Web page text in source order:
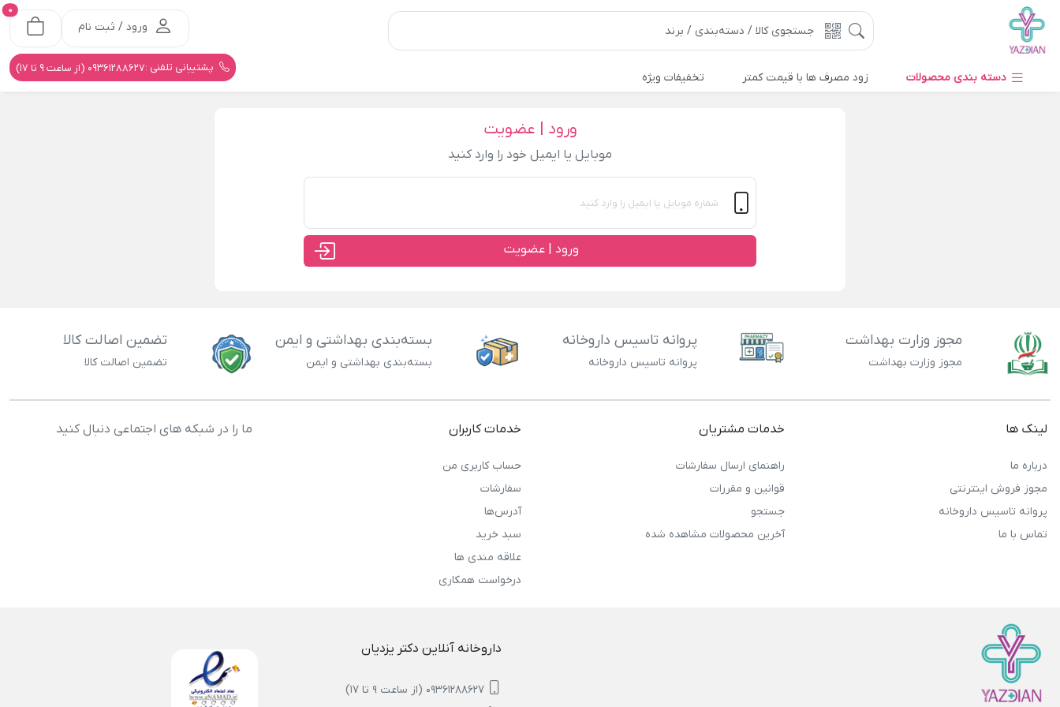
ورود / ثبت نام
0
پشتیبانی تلفنی :09361288627 (از ساعت 9 تا 17)
دسته بندی محصولات زود مصرف ها با قیمت کمتر تخفیفات ویژه
ورود | عضویت
موبایل یا ایمیل خود را وارد کنید
ورود | عضویت
مجوز وزارت بهداشت
مجوز وزارت بهداشت
پروانه تاسیس داروخانه
پروانه تاسیس داروخانه
بسته‌بندی بهداشتی و ایمن
بسته‌بندی بهداشتی و ایمن
تضمین اصالت کالا
تضمین اصالت کالا
لینک ها
درباره ما
مجوز فروش اینترنتی
پروانه تاسیس داروخانه
تماس با ما
خدمات مشتریان
راهنمای ارسال سفارشات
قوانین و مقررات
جستجو
آخرین محصولات مشاهده شده
خدمات کاربران
حساب کاربری من
سفارشات
آدرس‌ها
سبد خرید
علاقه مندی ها
درخواست همکاری
ما را در شبکه های اجتماعی دنبال کنید
داروخانه آنلاین دکتر یزدیان
09361288627 (از ساعت 9 تا 17)